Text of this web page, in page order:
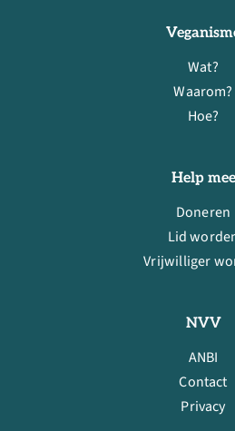
Wat?
Waarom?
Hoe?
Help mee
Doneren
Lid
Vrijwilliger
NVV
ANBI
Contact
Privacy